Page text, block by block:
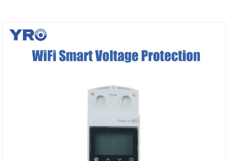
als de primaire stroombron uitvalt. In realtime biedt
het statusfeedback, wat van onschatbare waarde is
voor commerciële, industriële en noodsituaties.
kwaliteits- en veiligheidsnormen.